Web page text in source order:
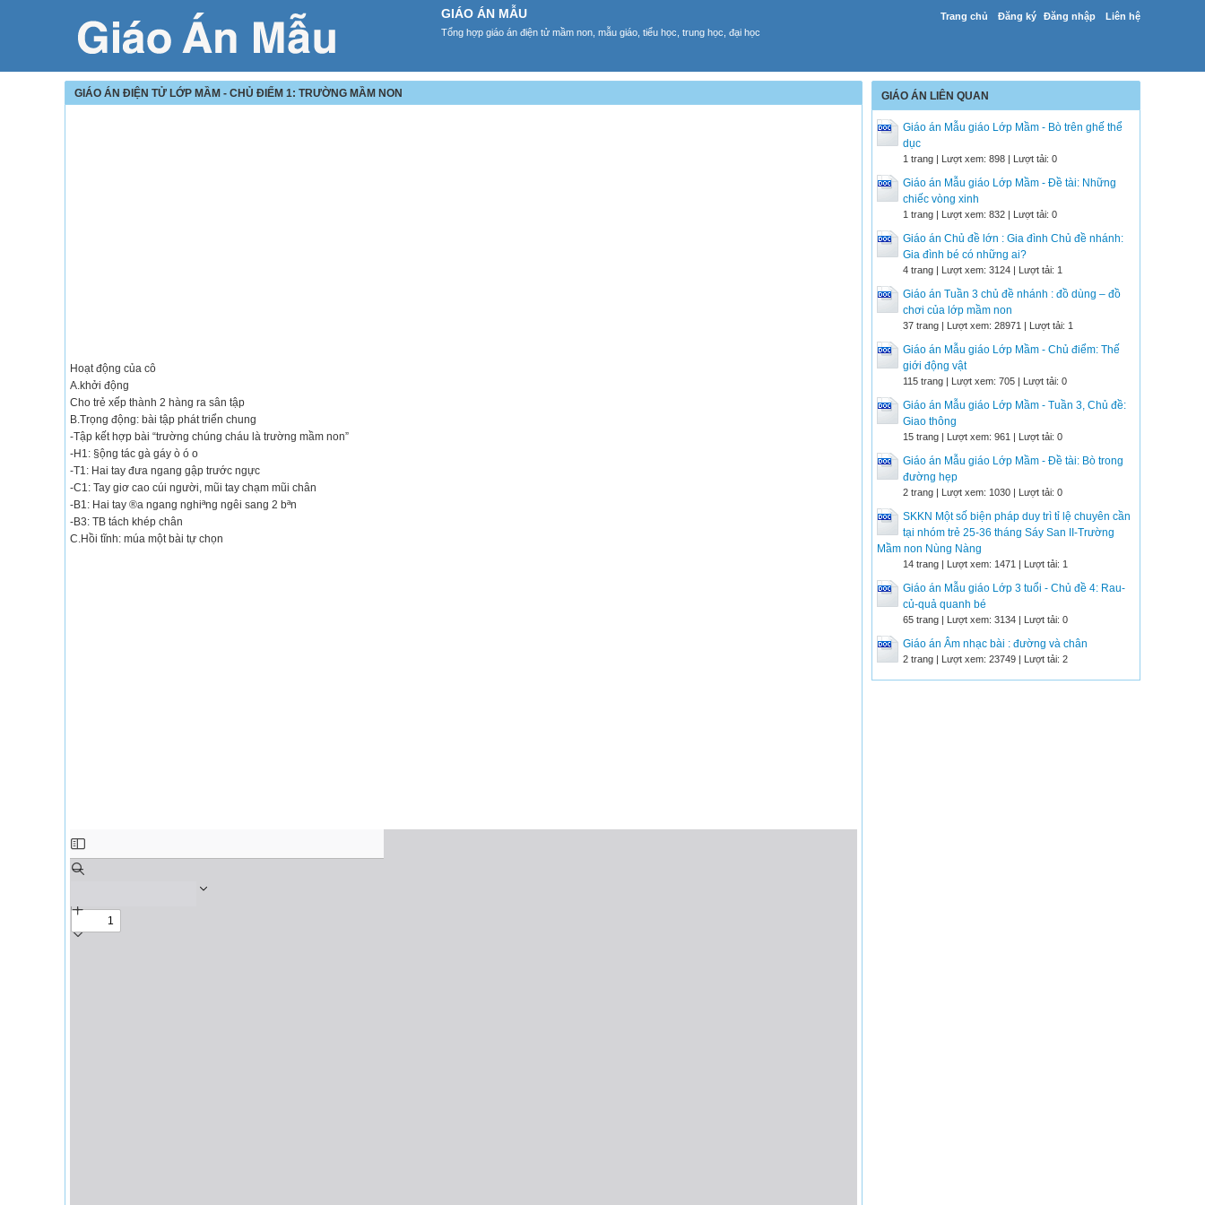
Trang chủ Đăng ký Đăng nhập Liên hệ
GIÁO ÁN MẪU
Tổng hợp giáo án điện tử mầm non, mẫu giáo, tiểu học, trung học, đại học
GIÁO ÁN ĐIỆN TỬ LỚP MẦM - CHỦ ĐIỂM 1: TRƯỜNG MẦM NON
Hoạt động của cô
A.khởi động
Cho trẻ xếp thành 2 hàng ra sân tập
B.Trọng động: bài tập phát triển chung
-Tập kết hợp bài “trường chúng cháu là trường mầm non”
-H1: §ộng tác gà gáy ò ó o
-T1: Hai tay đưa ngang gập trước ngực
-C1: Tay giơ cao cúi người, mũi tay chạm mũi chân
-B1: Hai tay ®­a ngang nghiªng ng­êi sang 2 bªn
-B3: TB tách khép chân
C.Hồi tĩnh: múa một bài tự chọn
GIÁO ÁN LIÊN QUAN
Giáo án Mẫu giáo Lớp Mầm - Bò trên ghế thể
dục
1 trang | Lượt xem: 898 | Lượt tải: 0
Giáo án Mẫu giáo Lớp Mầm - Đề tài: Những
chiếc vòng xinh
1 trang | Lượt xem: 832 | Lượt tải: 0
Giáo án Chủ đề lớn : Gia đình Chủ đề nhánh:
Gia đình bé có những ai?
4 trang | Lượt xem: 3124 | Lượt tải: 1
Giáo án Tuần 3 chủ đề nhánh : đồ dùng – đồ
chơi của lớp mầm non
37 trang | Lượt xem: 28971 | Lượt tải: 1
Giáo án Mẫu giáo Lớp Mầm - Chủ điểm: Thế
giới động vật
115 trang | Lượt xem: 705 | Lượt tải: 0
Giáo án Mẫu giáo Lớp Mầm - Tuần 3, Chủ đề:
Giao thông
15 trang | Lượt xem: 961 | Lượt tải: 0
Giáo án Mẫu giáo Lớp Mầm - Đề tài: Bò trong
đường hẹp
2 trang | Lượt xem: 1030 | Lượt tải: 0
SKKN Một số biện pháp duy trì tỉ lệ chuyên cần
tại nhóm trẻ 25-36 tháng Sáy San II-Trường
Mầm non Nùng Nàng
14 trang | Lượt xem: 1471 | Lượt tải: 1
Giáo án Mẫu giáo Lớp 3 tuổi - Chủ đề 4: Rau-
củ-quả quanh bé
65 trang | Lượt xem: 3134 | Lượt tải: 0
Giáo án Âm nhạc bài : đường và chân
2 trang | Lượt xem: 23749 | Lượt tải: 2